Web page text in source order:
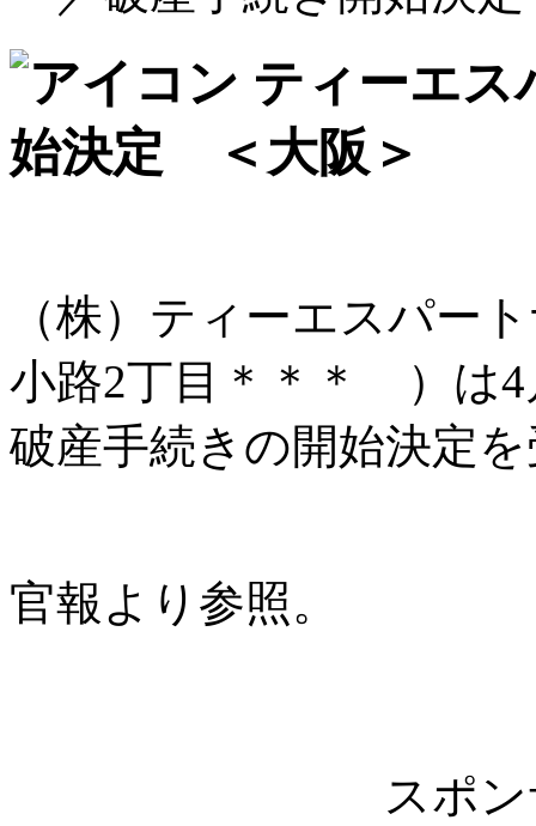
ティーエス
始決定 ＜大阪＞
（株）ティーエスパー
小路2丁目＊＊＊ ）は4
破産手続きの開始決定
官報より参照。
スポ